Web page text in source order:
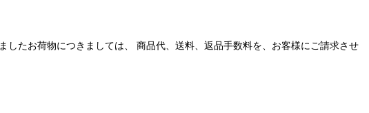
たお荷物につきましては、 商品代、送料、返品手数料を、お客様にご請求させ